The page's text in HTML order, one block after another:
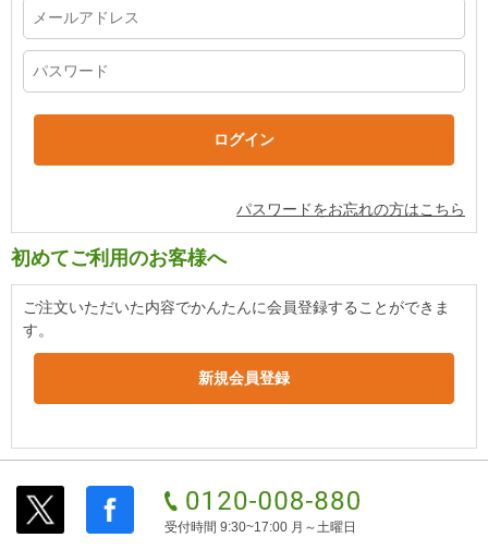
パスワードをお忘れの方はこちら
初めてご利用のお客様へ
ご注文いただいた内容でかんたんに会員登録することができま
す。
受付時間 9:30~17:00 月～土曜日